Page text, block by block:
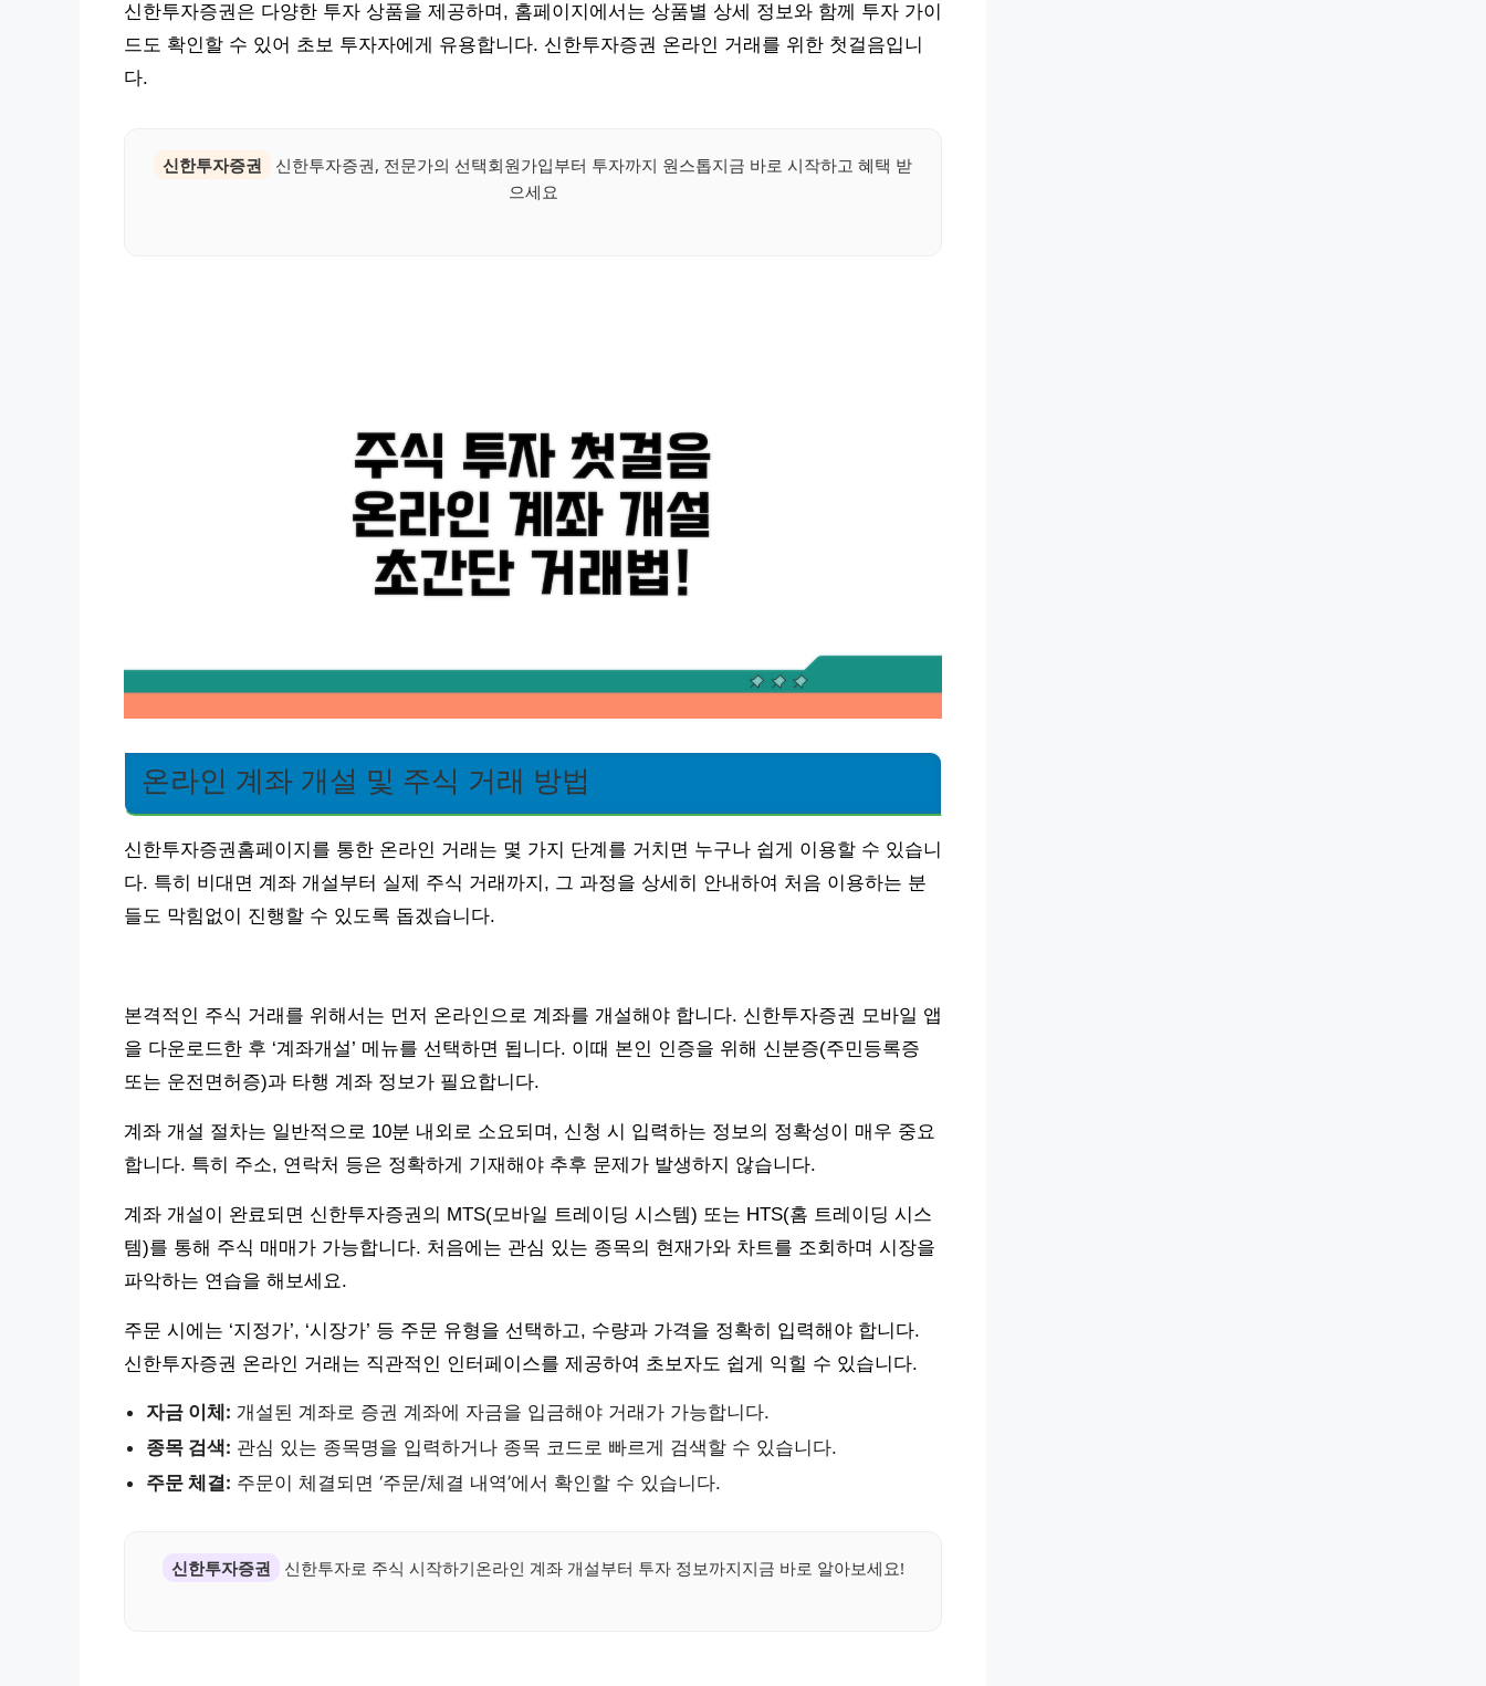
신한투자증권은 다양한 투자 상품을 제공하며, 홈페이지에서는 상품별 상세 정보와 함께 투자 가이
드도 확인할 수 있어 초보 투자자에게 유용합니다. 신한투자증권 온라인 거래를 위한 첫걸음입니
다.
신한투자증권
신한투자증권, 전문가의 선택회원가입부터 투자까지 원스톱지금 바로 시작하고 혜택 받
으세요
온라인 계좌 개설 및 주식 거래 방법
신한투자증권홈페이지를 통한 온라인 거래는 몇 가지 단계를 거치면 누구나 쉽게 이용할 수 있습니
다. 특히 비대면 계좌 개설부터 실제 주식 거래까지, 그 과정을 상세히 안내하여 처음 이용하는 분
들도 막힘없이 진행할 수 있도록 돕겠습니다.
본격적인 주식 거래를 위해서는 먼저 온라인으로 계좌를 개설해야 합니다. 신한투자증권 모바일 앱
을 다운로드한 후 ‘계좌개설’ 메뉴를 선택하면 됩니다. 이때 본인 인증을 위해 신분증(주민등록증
또는 운전면허증)과 타행 계좌 정보가 필요합니다.
계좌 개설 절차는 일반적으로 10분 내외로 소요되며, 신청 시 입력하는 정보의 정확성이 매우 중요
합니다. 특히 주소, 연락처 등은 정확하게 기재해야 추후 문제가 발생하지 않습니다.
계좌 개설이 완료되면 신한투자증권의 MTS(모바일 트레이딩 시스템) 또는 HTS(홈 트레이딩 시스
템)를 통해 주식 매매가 가능합니다. 처음에는 관심 있는 종목의 현재가와 차트를 조회하며 시장을
파악하는 연습을 해보세요.
주문 시에는 ‘지정가’, ‘시장가’ 등 주문 유형을 선택하고, 수량과 가격을 정확히 입력해야 합니다.
신한투자증권 온라인 거래는 직관적인 인터페이스를 제공하여 초보자도 쉽게 익힐 수 있습니다.
자금 이체: 개설된 계좌로 증권 계좌에 자금을 입금해야 거래가 가능합니다.
종목 검색: 관심 있는 종목명을 입력하거나 종목 코드로 빠르게 검색할 수 있습니다.
주문 체결: 주문이 체결되면 ‘주문/체결 내역’에서 확인할 수 있습니다.
신한투자증권 신한투자로 주식 시작하기온라인 계좌 개설부터 투자 정보까지지금 바로 알아보세요!